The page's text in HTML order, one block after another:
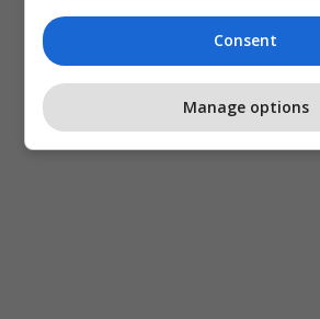
Consent
Manage options